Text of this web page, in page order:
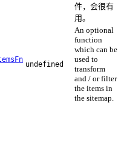
件，会很有
用。
undefined
An optional
function
which can be
used to
transform
and / or filter
the items in
the sitemap.